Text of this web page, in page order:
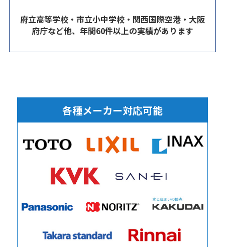
府立高等学校・市立小中学校・関西国際空港・大阪
府庁など他、年間60件以上の実績があります
各種メーカー対応可能